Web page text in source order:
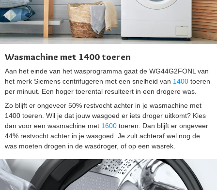
Wasmachine met 1400 toeren
Aan het einde van het wasprogramma gaat de WG44G2FONL van
het merk Siemens centrifugeren met een snelheid van 1400 toeren
per minuut. Een hoger toerental resulteert in een drogere was.
Zo blijft er ongeveer 50% restvocht achter in je wasmachine met
1400 toeren. Wil je dat jouw wasgoed er iets droger uitkomt? Kies
dan voor een wasmachine met 1600 toeren. Dan blijft er ongeveer
44% restvocht achter in je wasgoed. Je zult achteraf wel nog de
was moeten drogen in de wasdroger, of op een wasrek.